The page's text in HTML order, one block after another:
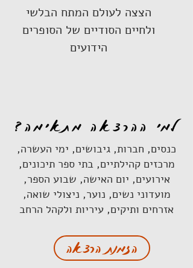
הצצה לעולם המתח הבלשי
ולחיים הסודיים של הסופרים
הידועים
למי ההרצאה מתאימה?
כנסים, חברות, גיבושים, ימי העשרה,
מרכזים קהילתיים, בתי ספר תיכונים,
אירועים, יום האישה, שבוע הספר,
מועדוני נשים, נוער, ניצולי שואה,
אזרחים ותיקים, עיריות ולקהל הרחב
הזמנת הרצאה